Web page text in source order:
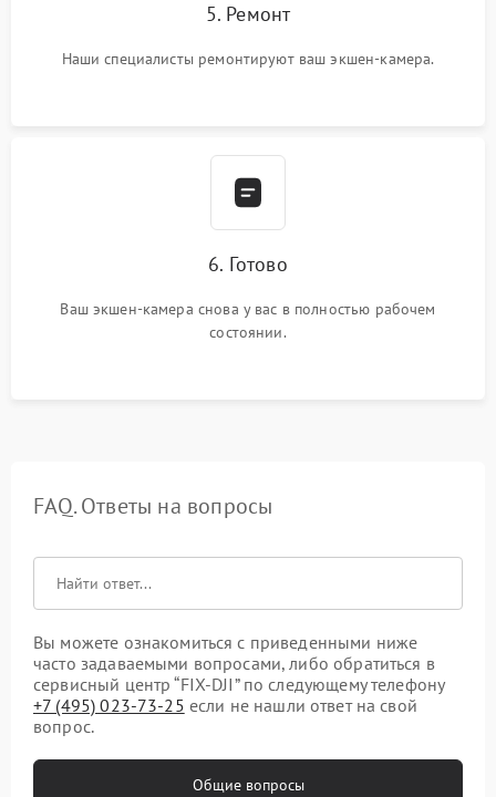
5. Ремонт
Наши специалисты ремонтируют ваш экшен-камера.
6. Готово
Ваш экшен-камера снова у вас в полностью рабочем
состоянии.
FAQ. Ответы на вопросы
Вы можете ознакомиться с приведенными ниже
часто задаваемыми вопросами, либо обратиться в
сервисный центр “FIX-DJI” по следующему телефону
+7 (495) 023-73-25 если не нашли ответ на свой
вопрос.
Общие вопросы